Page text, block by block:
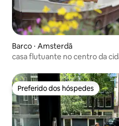
Barco ⋅ Amsterdã
casa flutuante no centro da
Preferido dos hóspedes
Preferido dos hóspedes